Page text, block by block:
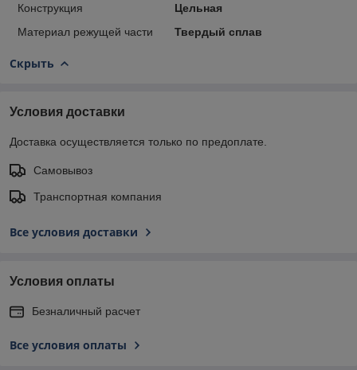
Конструкция
Цельная
Материал режущей части
Твердый сплав
Скрыть
Условия доставки
Доставка осуществляется только по предоплате.
Самовывоз
Транспортная компания
Все условия доставки
Условия оплаты
Безналичный расчет
Все условия оплаты